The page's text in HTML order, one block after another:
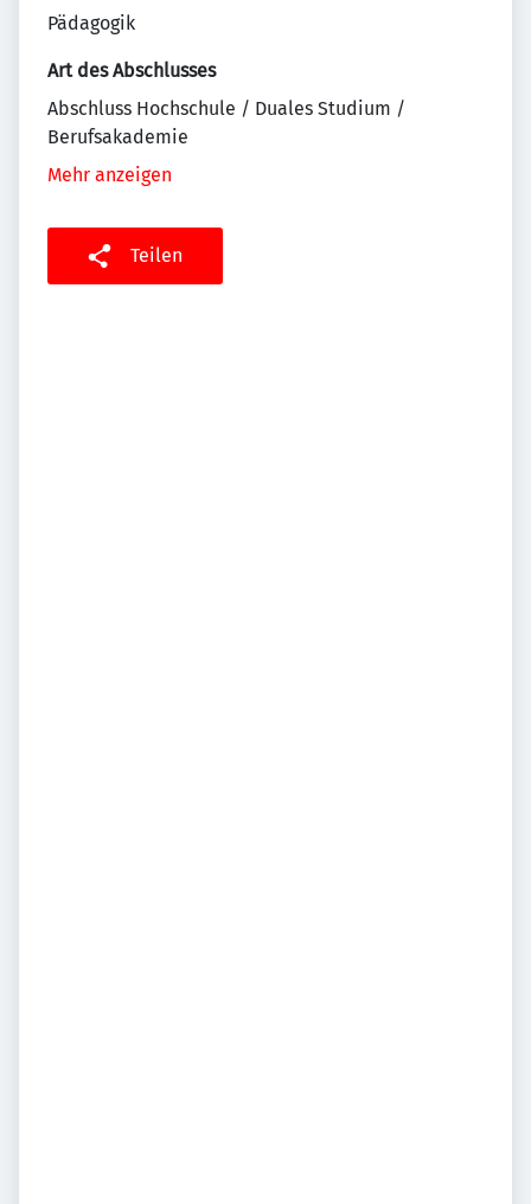
Pädagogik
Art des Abschlusses
Abschluss Hochschule / Duales Studium /
Berufsakademie
Mehr anzeigen
Teilen